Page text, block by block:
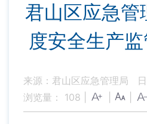
君山区应急
度安全生产
来源：君山区应急管理局
浏览量： 108